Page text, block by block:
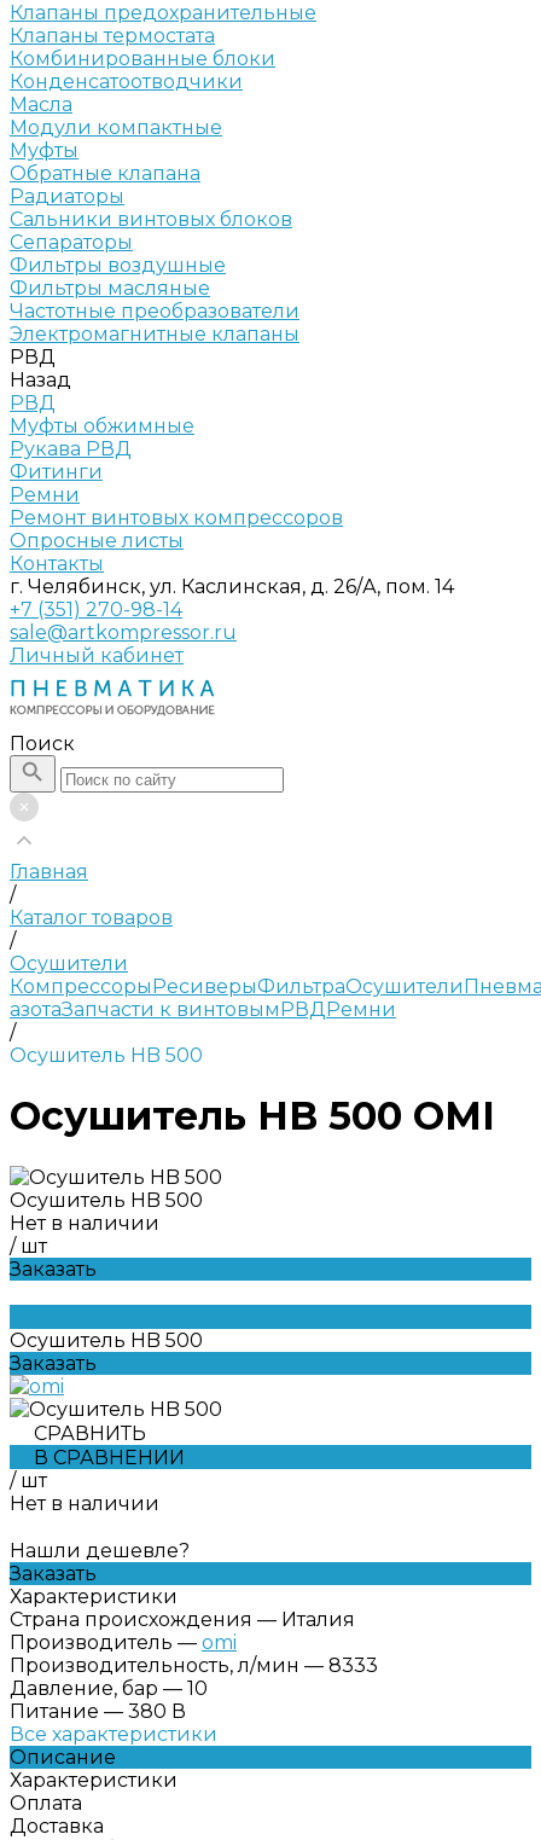
Клапаны предохранительные
Клапаны термостата
Комбинированные блоки
Конденсатоотводчики
Масла
Модули компактные
Муфты
Обратные клапана
Радиаторы
Сальники винтовых блоков
Сепараторы
Фильтры воздушные
Фильтры масляные
Частотные преобразователи
Электромагнитные клапаны
РВД
Назад
РВД
Муфты обжимные
Рукава РВД
Фитинги
Ремни
Ремонт винтовых компрессоров
Опросные листы
Контакты
г. Челябинск, ул. Каслинская, д. 26/А, пом. 14
+7 (351) 270-98-14
sale@artkompressor.ru
Личный кабинет
Поиск
Главная
/
Каталог товаров
/
Осушители
КомпрессорыРесиверыФильтраОсушители
азотаЗапчасти к винтовымРВДРемни
/
Осушитель HB 500
Осушитель HB 500 OMI
Осушитель HB 500
Нет в наличии
/ шт
Заказать
Осушитель HB 500
Заказать
СРАВНИТЬ
В СРАВНЕНИИ
/ шт
Нет в наличии
Нашли дешевле?
Заказать
Характеристики
Страна происхождения — Италия
Производитель — omi
Производительность, л/мин — 8333
Давление, бар — 10
Питание — 380 В
Все характеристики
Описание
Характеристики
Оплата
Доставка